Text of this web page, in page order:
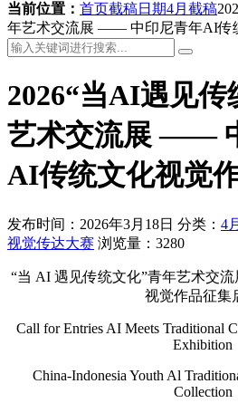
当前位置： 首页截稿日期4月截稿
年艺术交流展 —— 中印尼青年AI传
2026“当AI遇见传
艺术交流展 ——
AI传统文化视觉
发布时间：2026年3月18日 分类： 4
视觉传达大赛 浏览量：3280
“当 AI 遇见传统文化”青年艺术交
视觉作品征集
Call for Entries AI Meets Traditional
Exhibition
China-Indonesia Youth Al
Collection